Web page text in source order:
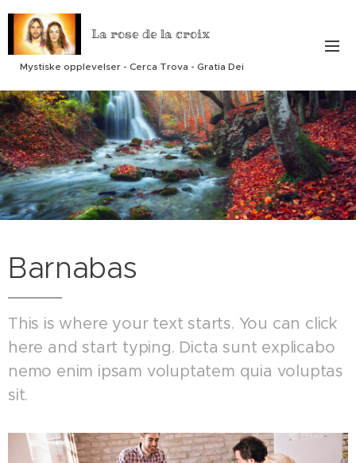
La rose de la croix
Mystiske opplevelser - Cerca Trova - Gratia Dei
Barnabas
This is where your text starts. You can click
here and start typing. Dicta sunt explicabo
nemo enim ipsam voluptatem quia voluptas
sit.